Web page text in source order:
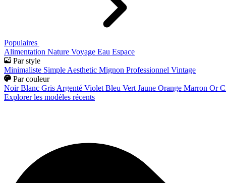
Populaires
Alimentation Nature Voyage Eau Espace
Par style
Minimaliste Simple Aesthetic Mignon Professionnel Vintage
Par couleur
Noir Blanc Gris Argenté Violet Bleu Vert Jaune Orange Marron Or
Explorer les modèles récents